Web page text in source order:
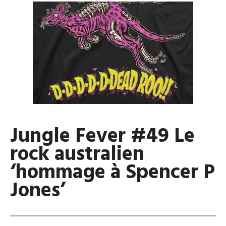
Jungle Fever #49 Le
rock australien
‘hommage à Spencer P
Jones’